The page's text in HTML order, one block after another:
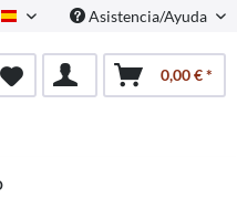
Spanisch Asistencia/Ayuda
0,00 € *